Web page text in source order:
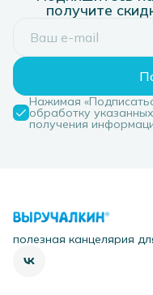
получите
Нажимая
обработку
получения
полезная канцелярия